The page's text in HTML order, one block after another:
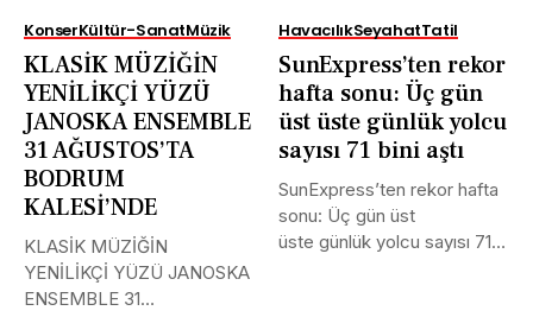
KonserKültür-SanatMüzik
KLASİK MÜZİĞİN
YENİLİKÇİ YÜZÜ
JANOSKA ENSEMBLE
31 AĞUSTOS’TA
BODRUM
KALESİ’NDE
KLASİK MÜZİĞİN
YENİLİKÇİ YÜZÜ JANOSKA
ENSEMBLE 31
HavacılıkSeyahatTatil
SunExpress’ten rekor
hafta sonu: Üç gün
üst üste günlük yolcu
sayısı 71 bini aştı
SunExpress’ten rekor hafta
sonu: Üç gün üst
üste günlük yolcu sayısı 71